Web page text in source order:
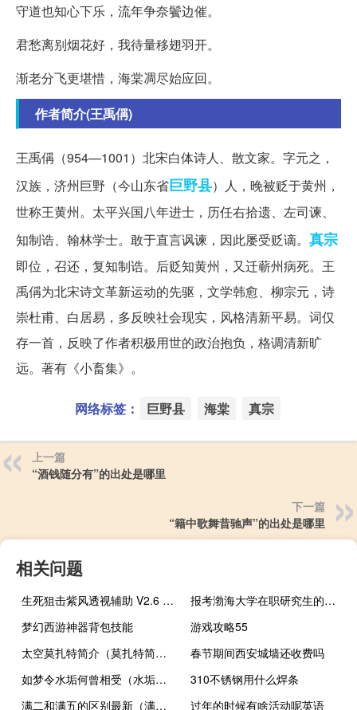
守道也知心下乐，流年争奈鬢边催。
君愁离别烟花好，我待量移翅羽开。
渐老分飞更堪惜，海棠凋尽始应回。
作者简介(王禹偁)
王禹偁（954—1001）北宋白体诗人、散文家。字元之，
汉族，济州巨野（今山东省巨野县）人，晚被贬于黄州，
世称王黄州。太平兴国八年进士，历任右拾遗、左司谏、
知制诰、翰林学士。敢于直言讽谏，因此屡受贬谪。 真宗
即位，召还，复知制诰。后贬知黄州，又迁蕲州病死。王
禹偁为北宋诗文革新运动的先驱，文学韩愈、柳宗元，诗
崇杜甫、白居易，多反映社会现实，风格清新平易。词仅
存一首，反映了作者积极用世的政治抱负，格调清新旷
远。著有《小畜集》。
网络标签： 巨野县 海棠 真宗
上一篇
“酒钱随分有”的出处是哪里
下一篇
“籍中歌舞昔驰声”的出处是哪里
相关问题
生死狙击紫风透视辅助 V2.6 绿色免费版（生死狙击紫风透视辅助 V2.6 绿色免费版功能简介）
报考渤海大学在职研究生的条件
梦幻西游神器背包技能
游戏攻略55
太空莫扎特简介（莫扎特简介）
春节期间西安城墙还收费吗
如梦令水垢何曾相受（水垢何曾相受）
310不锈钢用什么焊条
满二和满五的区别最新（满二和满五的区别）
过年的时候有啥活动呢英语